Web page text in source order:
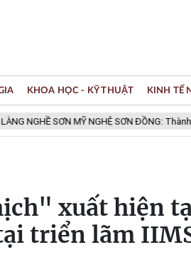
SƠN MỸ NGHỆ SƠN ĐỒNG: Thành viên
KHOA HỌC - KỸ THUẬT KINH TẾ
xuất hiện
triển lãm